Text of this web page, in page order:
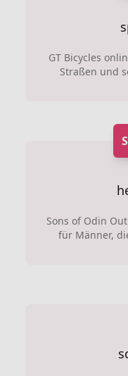
GT Bicycles
Straßen und
Sons of Odin
für Männer,